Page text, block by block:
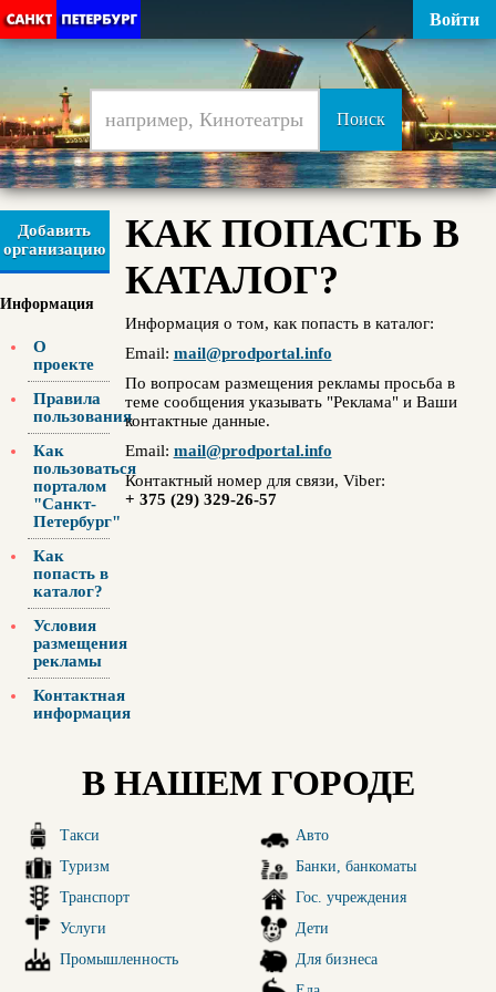
Войти
Добавить
организацию
Информация
О
проекте
Правила
пользования
Как
пользоваться
порталом
"Санкт-
Петербург"
Как
попасть в
каталог?
Условия
размещения
рекламы
Контактная
информация
КАК ПОПАСТЬ В
КАТАЛОГ?
Информация о том, как попасть в каталог:
Email: mail@prodportal.info
По вопросам размещения рекламы просьба в
теме сообщения указывать "Реклама" и Ваши
контактные данные.
Email: mail@prodportal.info
Контактный номер для связи, Viber:
+ 375 (29) 329-26-57
В НАШЕМ ГОРОДЕ
Такси
Туризм
Транспорт
Услуги
Промышленность
Авто
Банки, банкоматы
Гос. учреждения
Дети
Для бизнеса